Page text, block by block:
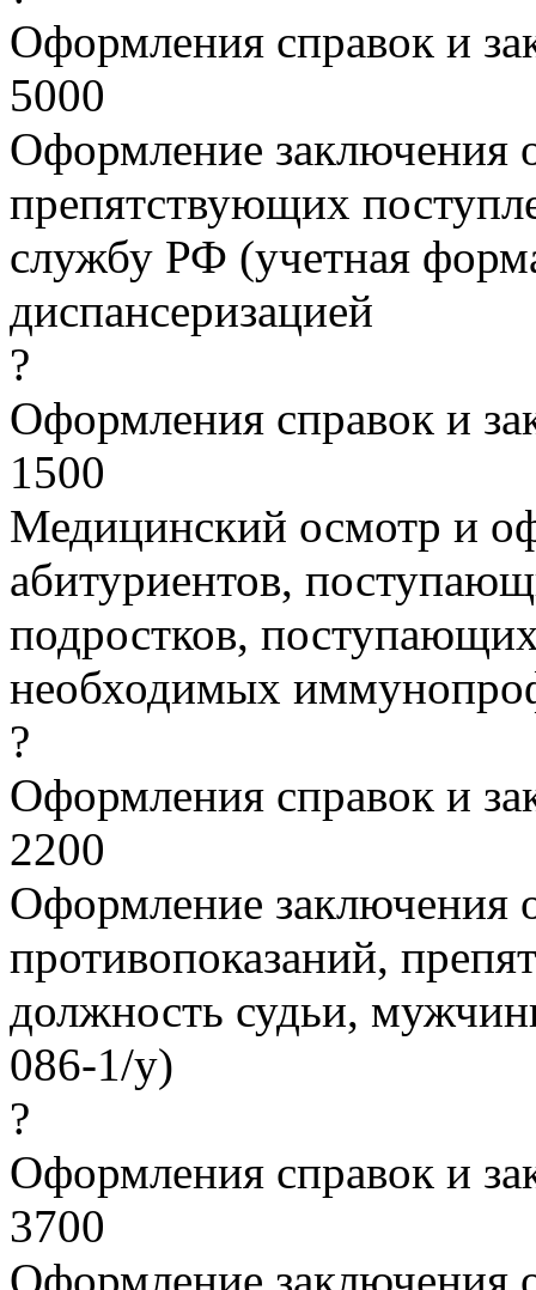
Оформления справок и
5000
Оформление заключения
препятствующих
службу РФ (учетная
диспансеризацией
?
Оформления справок и
1500
Медицинский осмотр и
абитуриентов,
подростков,
необходимых
?
Оформления справок и
2200
Оформление заключения
противопоказаний,
должность судьи,
086-1/у)
?
Оформления справок и
3700